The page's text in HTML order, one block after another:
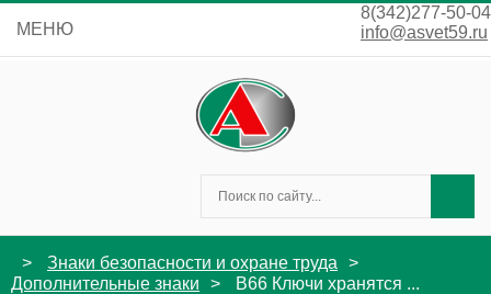
МЕНЮ
8(342)277-50-04
info@asvet59.ru
Знаки безопасности и охране труда
Дополнительные знаки
B66 Ключи хранятся ...